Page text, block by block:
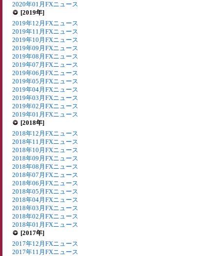
2020年01月FXニュース
[2019年]
2019年12月FXニュース
2019年11月FXニュース
2019年10月FXニュース
2019年09月FXニュース
2019年08月FXニュース
2019年07月FXニュース
2019年06月FXニュース
2019年05月FXニュース
2019年04月FXニュース
2019年03月FXニュース
2019年02月FXニュース
2019年01月FXニュース
[2018年]
2018年12月FXニュース
2018年11月FXニュース
2018年10月FXニュース
2018年09月FXニュース
2018年08月FXニュース
2018年07月FXニュース
2018年06月FXニュース
2018年05月FXニュース
2018年04月FXニュース
2018年03月FXニュース
2018年02月FXニュース
2018年01月FXニュース
[2017年]
2017年12月FXニュース
2017年11月FXニュース